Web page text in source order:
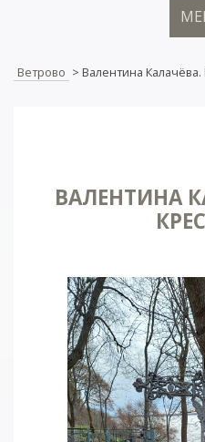
Ветрово > Валентина
ВАЛЕНТИНА